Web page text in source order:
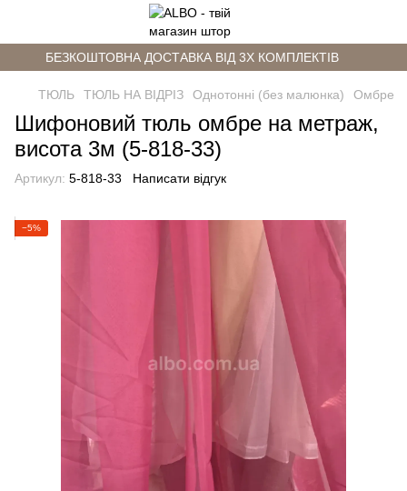
БЕЗКОШТОВНА ДОСТАВКА ВІД 3Х КОМПЛЕКТІВ
ТЮЛЬ ТЮЛЬ НА ВІДРІЗ Однотонні (без малюнка) Омбре
Шифоновий тюль омбре на метраж,
висота 3м (5-818-33)
Артикул: 5-818-33 Написати відгук
−5%